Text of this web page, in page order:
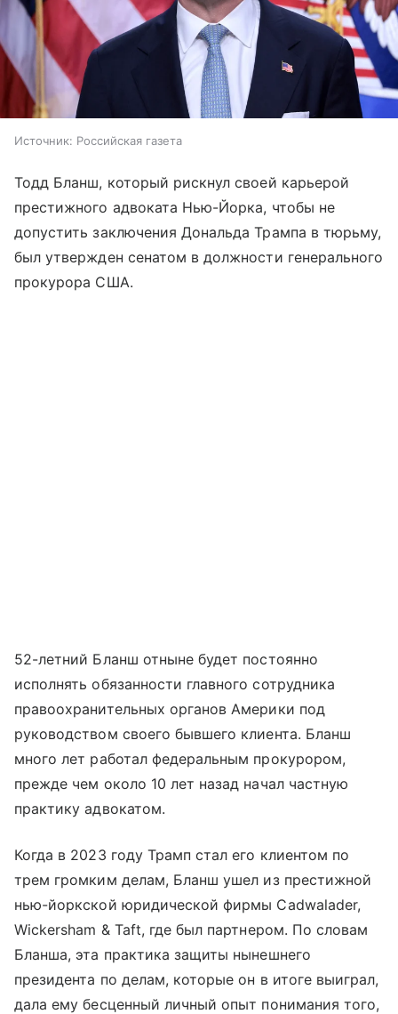
Источник: Российская газета
Тодд Бланш, который рискнул своей карьерой
престижного адвоката Нью-Йорка, чтобы не
допустить заключения Дональда Трампа в тюрьму,
был утвержден сенатом в должности генерального
прокурора США.
52-летний Бланш отныне будет постоянно
исполнять обязанности главного сотрудника
правоохранительных органов Америки под
руководством своего бывшего клиента. Бланш
много лет работал федеральным прокурором,
прежде чем около 10 лет назад начал частную
практику адвокатом.
Когда в 2023 году Трамп стал его клиентом по
трем громким делам, Бланш ушел из престижной
нью-йоркской юридической фирмы Cadwalader,
Wickersham & Taft, где был партнером. По словам
Бланша, эта практика защиты нынешнего
президента по делам, которые он в итоге выиграл,
дала ему бесценный личный опыт понимания того,